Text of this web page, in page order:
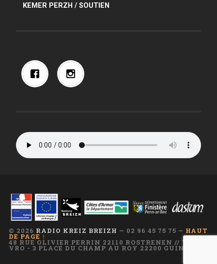
KEMER PERZH / SOUTIEN
© 2026 RADIO KREIZ BREIZH — 02 96 45 75 75 — HAUT
DE PAGE ↑
48 RUE OLIVIER PERRIN 22110 ROSTRENEN // TI AR
VRO - 3 PLACE DU CHAMP AU ROY 22200 GUINGAMP